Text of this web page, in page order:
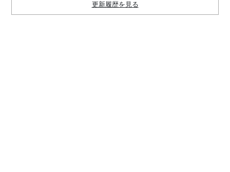
更新履歴を見る